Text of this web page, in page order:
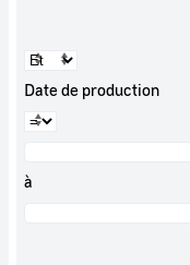
Date de production
à